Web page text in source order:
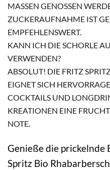
MASSEN GENOSSEN
CKERAUFNAHME IST
PFEHLENSWERT.
KANN ICH DIE SCHORLE
VERWENDEN?
ABSOLUT! DIE FRITZ
EIGNET SICH
COCKTAILS UND
KREATIONEN EINE
NOTE.
Genieße die prickelnde
Spritz Bio